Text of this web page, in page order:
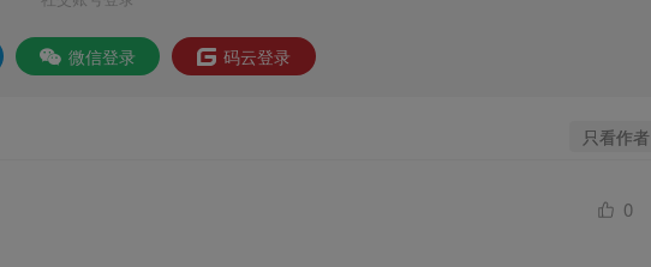
微信登录 码云登录
只看作者
0